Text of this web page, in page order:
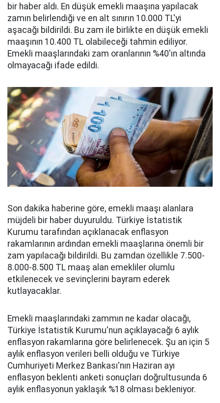
bir haber aldı. En düşük emekli maaşına yapılacak
zamın belirlendiği ve en alt sınırın 10.000 TL'yi
aşacağı bildirildi. Bu zam ile birlikte en düşük emekli
maaşının 10.400 TL olabileceği tahmin ediliyor.
Emekli maaşlarındaki zam oranlarının %40'ın altında
olmayacağı ifade edildi.
Son dakika haberine göre, emekli maaşı alanlara
müjdeli bir haber duyuruldu. Türkiye İstatistik
Kurumu tarafından açıklanacak enflasyon
rakamlarının ardından emekli maaşlarına önemli bir
zam yapılacağı bildirildi. Bu zamdan özellikle 7.500-
8.000-8.500 TL maaş alan emekliler olumlu
etkilenecek ve sevinçlerini bayram ederek
kutlayacaklar.
Emekli maaşlarındaki zammın ne kadar olacağı,
Türkiye İstatistik Kurumu'nun açıklayacağı 6 aylık
enflasyon rakamlarına göre belirlenecek. Şu an için 5
aylık enflasyon verileri belli olduğu ve Türkiye
Cumhuriyeti Merkez Bankası'nın Haziran ayı
enflasyon beklenti anketi sonuçları doğrultusunda 6
aylık enflasyonun yaklaşık %18 olması bekleniyor.